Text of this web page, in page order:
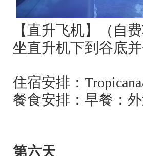
【直升飞机】（自
坐直升机下到谷底
住宿安排：
餐食安排：早餐：
第六天